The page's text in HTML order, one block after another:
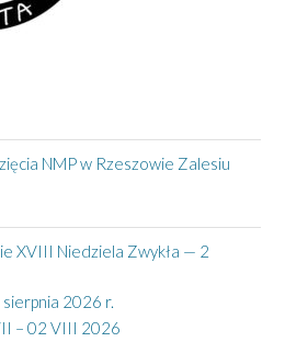
NMP w Rzeszowie Zalesiu
XVIII Niedziela Zwykła — 2
2026 r.
– 02 VIII 2026